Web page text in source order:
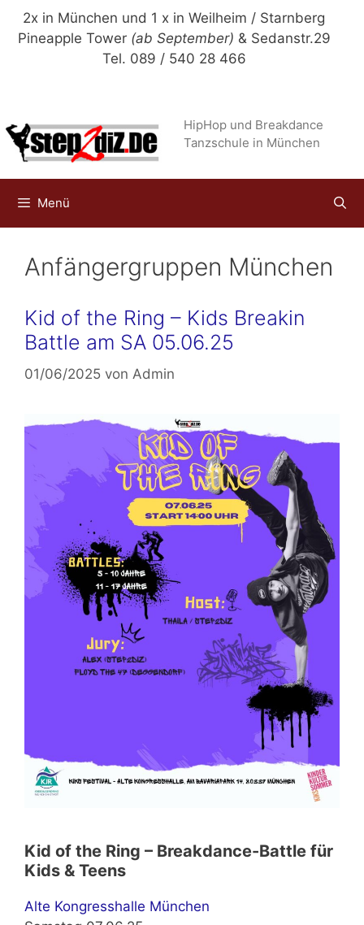
Zum
Inhalt
2x in München und 1 x in Weilheim / Starnberg
Pineapple Tower (ab September) & Sedanstr.29
Tel. 089 / 540 28 466
HipHop und Breakdance
Tanzschule in München
Menü
Anfängergruppen München
Kid of the Ring – Kids Breakin
Battle am SA 05.06.25
01/06/2025 von Admin
Kid of the Ring – Breakdance-Battle für
Kids & Teens
Alte Kongresshalle München